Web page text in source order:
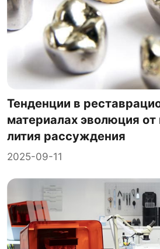
Тенденции в
материалах эволюция
лития рассуждения
2025-09-11